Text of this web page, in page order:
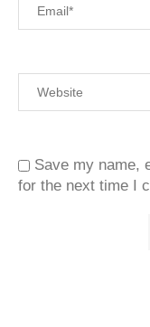
Save my name,
for the next time I